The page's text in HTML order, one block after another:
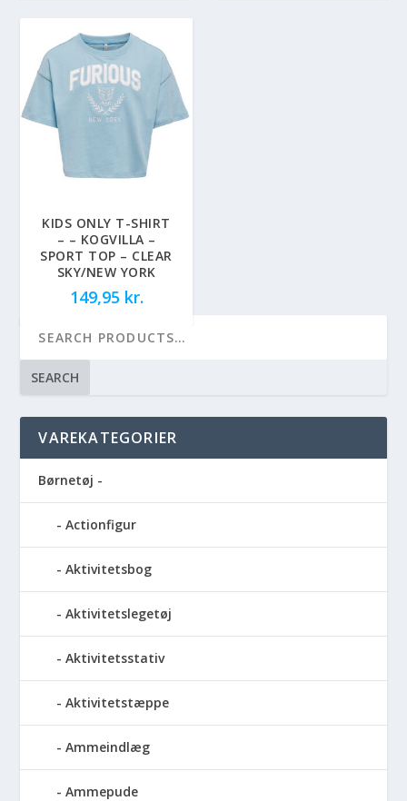
KIDS ONLY T-SHIRT
– – KOGVILLA –
SPORT TOP – CLEAR
SKY/NEW YORK
149,95 kr.
SEARCH
VAREKATEGORIER
Børnetøj -
Actionfigur
Aktivitetsbog
Aktivitetslegetøj
Aktivitetsstativ
Aktivitetstæppe
Ammeindlæg
Ammepude